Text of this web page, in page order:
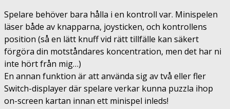
Spelare behöver bara hålla i en kontroll var. Minispelen
läser både av knapparna, joysticken, och kontrollens
position (så en lätt knuff vid rätt tillfälle kan säkert
förgöra din motståndares koncentration, men det har ni
inte hört från mig…)
En annan funktion är att använda sig av två eller fler
Switch-displayer där spelare verkar kunna puzzla ihop
on-screen kartan innan ett minispel inleds!